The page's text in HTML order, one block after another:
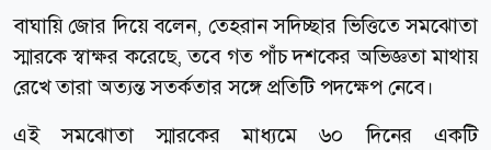
বাঘায়ি জোর দিয়ে বলেন, তেহরান সদিচ্ছার ভিত্তিতে সমঝোতা
স্মারকে স্বাক্ষর করেছে, তবে গত পাঁচ দশকের অভিজ্ঞতা মাথায়
রেখে তারা অত্যন্ত সতর্কতার সঙ্গে প্রতিটি পদক্ষেপ নেবে।
এই সমঝোতা স্মারকের মাধ্যমে ৬০ দিনের একটি